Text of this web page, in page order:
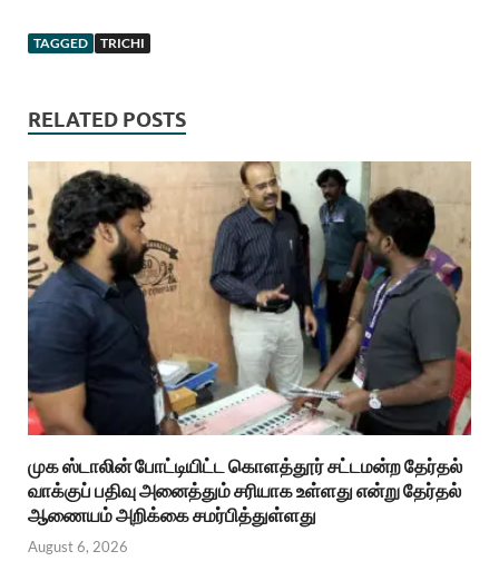
TAGGED TRICHI
RELATED POSTS
முக ஸ்டாலின் போட்டியிட்ட கொளத்தூர் சட்டமன்ற தேர்தல்
வாக்குப் பதிவு அனைத்தும் சரியாக உள்ளது என்று தேர்தல்
ஆணையம் அறிக்கை சமர்பித்துள்ளது
August 6, 2026